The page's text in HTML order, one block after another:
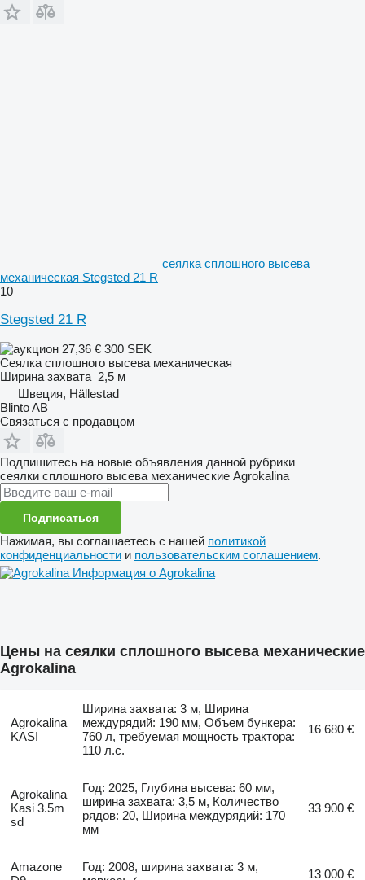
сеялка сплошного высева
механическая Stegsted 21 R
10
Stegsted 21 R
27,36 € 300 SEK
Сеялка сплошного высева механическая
Ширина захвата 2,5 м
Швеция, Hällestad
Blinto AB
Связаться с продавцом
Подпишитесь на новые объявления данной рубрики
сеялки сплошного высева механические Agrokalina
Подписаться
Нажимая, вы соглашаетесь с нашей политикой
конфиденциальности и пользовательским соглашением.
Информация о Agrokalina
Цены на сеялки сплошного высева механические
Agrokalina
Agrokalina
KASI
Ширина захвата: 3 м, Ширина
междурядий: 190 мм, Объем бункера:
760 л, требуемая мощность трактора:
110 л.с.
16 680 €
Agrokalina
Kasi 3.5m
sd
Год: 2025, Глубина высева: 60 мм,
ширина захвата: 3,5 м, Количество
рядов: 20, Ширина междурядий: 170
мм
33 900 €
Amazone
Год: 2008, ширина захвата: 3 м,
13 000 €